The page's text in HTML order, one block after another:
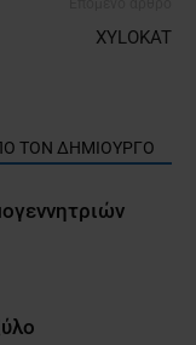
XYLOKAT
ΤΟΝ ΔΗΜΙΟΥΡΓΟ